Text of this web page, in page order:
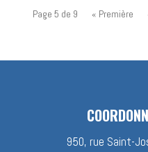
Page 5 de 9 « Première
950, rue Saint-